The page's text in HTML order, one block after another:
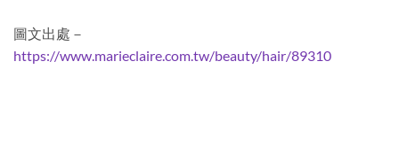
圖文出處－
https://www.marieclaire.com.tw/beauty/hair/89310